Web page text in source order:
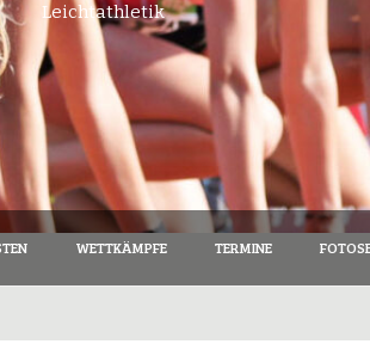
Leichtathletik
WETTKÄMPFE TERMINE